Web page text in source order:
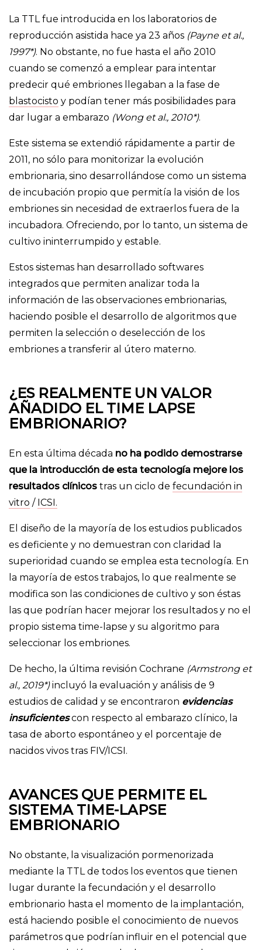
La TTL fue introducida en los laboratorios de
reproducción asistida hace ya 23 años (Payne et al.,
1997*). No obstante, no fue hasta el año 2010
cuando se comenzó a emplear para intentar
predecir qué embriones llegaban a la fase de
blastocisto y podían tener más posibilidades para
dar lugar a embarazo (Wong et al., 2010*).
Este sistema se extendió rápidamente a partir de
2011, no sólo para monitorizar la evolución
embrionaria, sino desarrollándose como un sistema
de incubación propio que permitía la visión de los
embriones sin necesidad de extraerlos fuera de la
incubadora. Ofreciendo, por lo tanto, un sistema de
cultivo ininterrumpido y estable.
Estos sistemas han desarrollado softwares
integrados que permiten analizar toda la
información de las observaciones embrionarias,
haciendo posible el desarrollo de algoritmos que
permiten la selección o deselección de los
embriones a transferir al útero materno.
¿ES REALMENTE UN VALOR
AÑADIDO EL TIME LAPSE
EMBRIONARIO?
En esta última década no ha podido demostrarse
que la introducción de esta tecnología mejore los
resultados clínicos tras un ciclo de fecundación in
vitro / ICSI.
El diseño de la mayoría de los estudios publicados
es deficiente y no demuestran con claridad la
superioridad cuando se emplea esta tecnología. En
la mayoría de estos trabajos, lo que realmente se
modifica son las condiciones de cultivo y son éstas
las que podrían hacer mejorar los resultados y no el
propio sistema time-lapse y su algoritmo para
seleccionar los embriones.
De hecho, la última revisión Cochrane (Armstrong et
al., 2019*)incluyó la evaluación y análisis de 9
estudios de calidad y se encontraron evidencias
insuficientescon respecto al embarazo clínico, la
tasa de aborto espontáneo y el porcentaje de
nacidos vivos tras FIV/ICSI.
AVANCES QUE PERMITE EL
SISTEMA TIME-LAPSE
EMBRIONARIO
No obstante, la visualización pormenorizada
mediante la TTL de todos los eventos que tienen
lugar durante la fecundación y el desarrollo
embrionario hasta el momento de la implantación,
está haciendo posible el conocimiento de nuevos
parámetros que podrían influir en el potencial que